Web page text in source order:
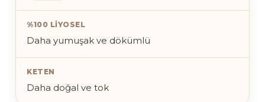
Daha yumuşak ve dökümlü
Daha doğal ve tok